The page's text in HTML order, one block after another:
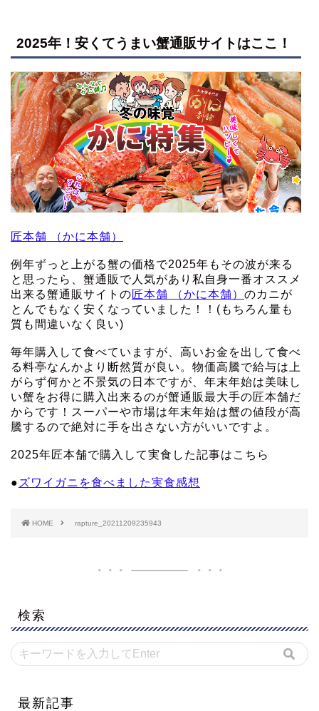
2025年！安くてうまい蟹通販サイトはここ！
匠本舗 （かに本舗）
例年ずっと上がる蟹の価格で2025年もその波が来る
と思ったら、蟹通販で人気があり私自身一番オススメ
出来る蟹通販サイトの匠本舗 （かに本舗） のカニが
とんでもなく安くなっていました！！(もちろん量も
質も間違いなく良い)
毎年購入して食べていますが、高いお金を出して食べ
る料亭なんかより断然質が良い。物価高騰で給与は上
がらず何かと不景気の日本ですが、年末年始は美味し
い蟹をお得に購入出来るのが蟹通販最大手の匠本舗だ
からです！スーパーや市場は年末年始は蟹の値段が高
騰するので絶対に手を出さない方がいいですよ。
2025年匠本舗で購入して実食した記事はこちら
● ズワイガニを食べました実食感想
HOME rapture_20211209235943
検索
最新記事